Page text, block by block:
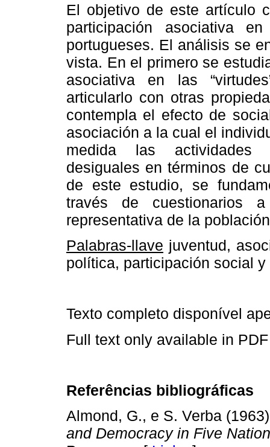
El objetivo de este artículo
participación asociativa
portugueses. El análisis se
vista. En el primero se
asociativa en las
articularlo con otras
contempla el efecto de
asociación a la cual el
medida las actividades
desiguales en términos de
de este estudio, se
través de cuestionarios
representativa de la
Palabras-llave juventud,
política, participación social
Texto completo disponível
Full text only available in
Referências bibliográficas
Almond, G., e S. Verba
and Democracy in Five